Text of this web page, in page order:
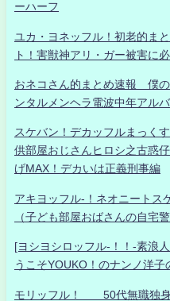
ーハーフ
ユカ・ヨネッフル！初老的ま
ト！害獣神アリ・ガー被害に
おネコさん的まとめ速報 僕
ンタルメンヘラ電波中年アル
スケバン！デカッフルまっく
供部屋おじさんヒロシ之古惑
げMAX！デカいは正義刑事編
アキヨッフル-！ネオニートス
（子ども部屋おばさんの自宅
[ヨシヨシロッフル-！！-素浪
うこそYOUKO！のナンノ洋子
モリッフル！ 50代無職独身